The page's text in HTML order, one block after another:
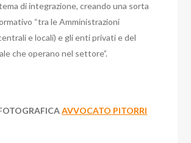
di integrazione, creando una sorta
“tra le Amministrazioni
e locali) e gli enti privati e del
che operano nel settore”.
AVVOCATO PITORRI